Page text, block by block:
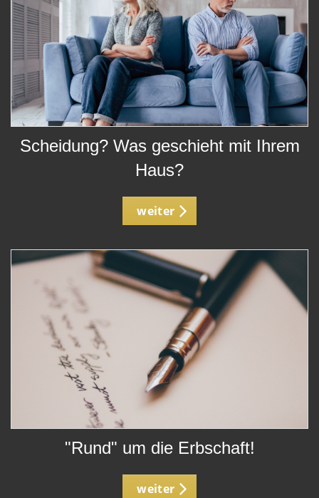
Scheidung? Was geschieht mit Ihrem
Haus?
weiter
"Rund" um die Erbschaft!
weiter